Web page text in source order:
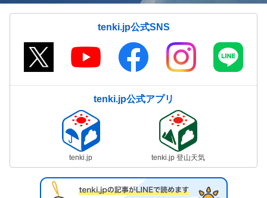
tenki.jp公式SNS
tenki.jp公式アプリ
tenki.jp tenki.jp 登山天気